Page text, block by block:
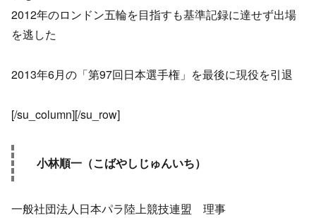
2012年のロンドン五輪を目指すも基準記録に達せず出場
を逃した
2013年6月の「第97回日本選手権」を最後に現役を引退
[/su_column][/su_row]
小林順一（こばやしじゅんいち）
一般社団法人日本パラ陸上競技連盟 理事